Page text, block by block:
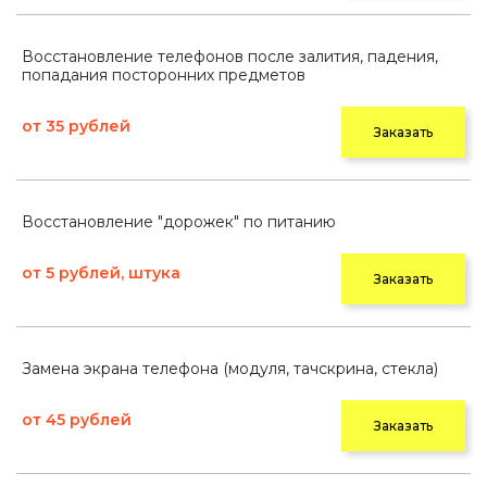
Восстановление телефонов после залития, падения,
попадания посторонних предметов
от 35 рублей Заказать
Восстановление "дорожек" по питанию
от 5 рублей, штука Заказать
Замена экрана телефона (модуля, тачскрина, стекла)
от 45 рублей Заказать